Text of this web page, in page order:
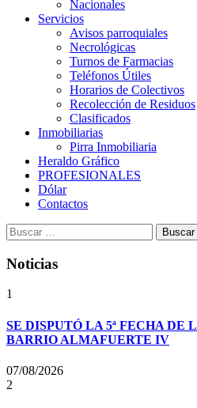
Nacionales
Servicios
Avisos parroquiales
Necrológicas
Turnos de Farmacias
Teléfonos Útiles
Horarios de Colectivos
Recolección de Residuos
Clasificados
Inmobiliarias
Pirra Inmobiliaria
Heraldo Gráfico
PROFESIONALES
Dólar
Contactos
Buscar:
Noticias
1
SE DISPUTÓ LA 5ª FECHA DE
BARRIO ALMAFUERTE IV
07/08/2026
2